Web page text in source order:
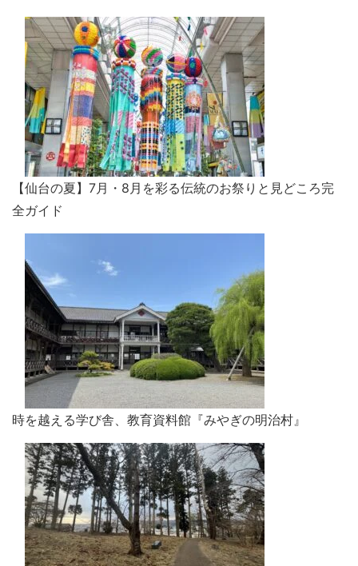
【仙台の夏】7月・8月を彩る伝統のお祭りと見どころ完
全ガイド
時を越える学び舎、教育資料館『みやぎの明治村』